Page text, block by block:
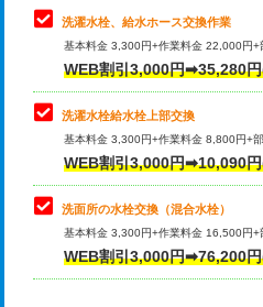
業）
排水管工事（排水管工事/3ｍまで
排水管工事（追加 排水管工事/3
え）
マス交換（土の掘削・埋め戻し
マス交換（深さ50㎝未満）
マス交換（深さ50㎝以上）
キッチンタンク脱着
その他部品の脱着
交換・取付（タンク）
交換・取付(単水栓（壁付・デッ
式）)
交換・取付(混合水栓（壁付・デ
式・ワンホール）)
洗濯水栓、給水ホース交換作業
基本料金 3,300円+作業料金 22,000円
WEB割引3,000円➡35,280
洗濯水栓給水栓上部交換
基本料金 3,300円+作業料金 8,800円+
WEB割引3,000円➡10,090
洗面所の水栓交換（混合水栓）
基本料金 3,300円+作業料金 16,500円
WEB割引3,000円➡76,200